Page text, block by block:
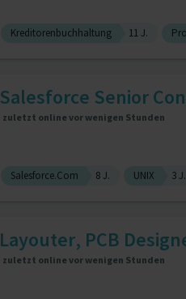
Kreditorenbuchhaltung 11 J.
Salesforce Senior
zuletzt online vor wenigen Stunden
Salesforce.Com 8 J. UNIX 3 J.
Layouter, PCB
zuletzt online vor wenigen Stunden